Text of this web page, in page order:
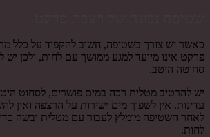
כאשר יש צורך בשטיפה, חשוב להקפיד על כלל
פרקט אינו מיועד למגע ממושך עם לחות, ולכן
סחוטה היטב.
יש להרטיב מטלית רכה במים פושרים, לסחוט
עדינות. אין לשפוך מים ישירות על הרצפה ואין
לאחר השטיפה מומלץ לעבור עם מטלית יבשה כדי
לחות.